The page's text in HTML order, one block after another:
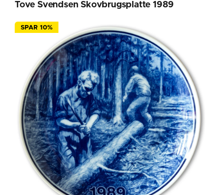
Tove Svendsen Skovbrugsplatte 1989
SPAR 10%